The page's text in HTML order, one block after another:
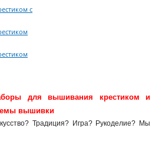
с
для вышивания крестиком и
вышивки
Традиция? Игра? Рукоделие? Мы